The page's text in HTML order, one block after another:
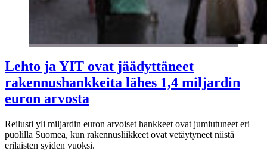
Lehto ja YIT ovat jäädyttäneet
rakennushankkeita lähes 1,4 miljardin
euron arvosta
Reilusti yli miljardin euron arvoiset hankkeet ovat jumiutuneet eri
puolilla Suomea, kun rakennusliikkeet ovat vetäytyneet niistä
erilaisten syiden vuoksi.